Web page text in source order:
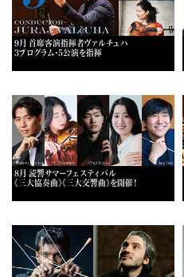
9月 首席客演指揮者ヴァルチュハ
3プログラム・5公演を指揮
8月 読響サマーフェスティバル
《三大協奏曲》《三大交響曲》を開催！